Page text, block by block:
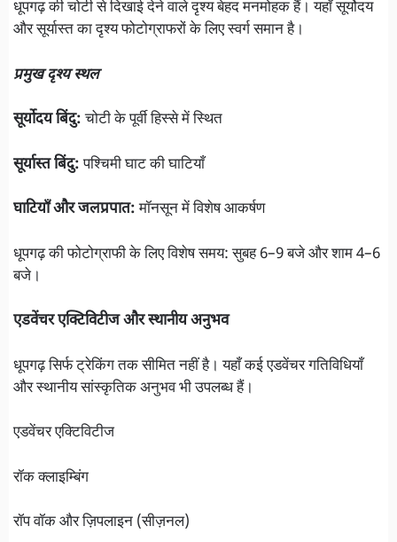
धूपगढ़ की चोटी से दिखाई देने वाले दृश्य बेहद मनमोहक हैं। यहाँ सूर्योदय
और सूर्यास्त का दृश्य फोटोग्राफरों के लिए स्वर्ग समान है।
प्रमुख दृश्य स्थल
सूर्योदय बिंदु:चोटी के पूर्वी हिस्से में स्थित
सूर्यास्त बिंदु:पश्चिमी घाट की घाटियाँ
घाटियाँ और जलप्रपात:मॉनसून में विशेष आकर्षण
धूपगढ़ की फोटोग्राफी के लिए विशेष समय: सुबह 6–9 बजे और शाम 4–6
बजे।
एडवेंचर एक्टिविटीज और स्थानीय अनुभव
धूपगढ़ सिर्फ ट्रेकिंग तक सीमित नहीं है। यहाँ कई एडवेंचर गतिविधियाँ
और स्थानीय सांस्कृतिक अनुभव भी उपलब्ध हैं।
एडवेंचर एक्टिविटीज
रॉक क्लाइम्बिंग
रॉप वॉक और ज़िपलाइन (सीज़नल)